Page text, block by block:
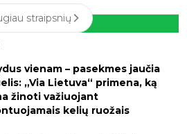
straipsnių
vienam – pasekmes jaučia
„Via Lietuva“ primena, ką
žinoti važiuojant
kelių ruožais